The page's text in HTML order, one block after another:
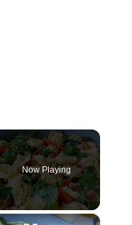
Now Playing
×